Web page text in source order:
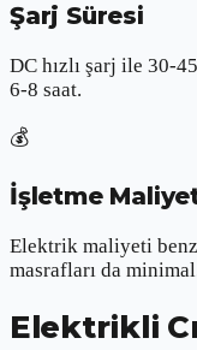
Şarj Süresi
DC hızlı şarj ile 30-
6-8 saat.
💰
İşletme
Elektrik maliyeti
masrafları da
Elektrikli